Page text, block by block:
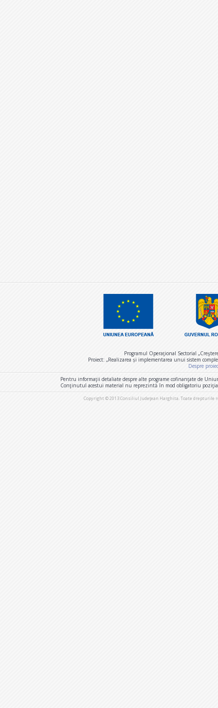
Programul Operaţional Sectorial
Proiect: „Realizarea și implementarea unui sistem
Despre
Pentru informaţii detaliate despre alte programe cofinanţate de
Conţinutul acestui material nu reprezintă în mod obligatoriu
Copyright © 2013 Consiliul Judeţean Harghita. Toate drepturile